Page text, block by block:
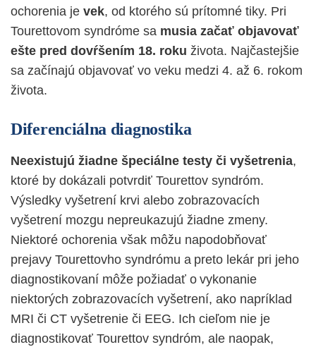
ochorenia je vek, od ktorého sú prítomné tiky. Pri
Tourettovom syndróme sa musia začať objavovať
ešte pred dovŕšením 18. roku života. Najčastejšie
sa začínajú objavovať vo veku medzi 4. až 6. rokom
života.
Diferenciálna diagnostika
Neexistujú žiadne špeciálne testy či vyšetrenia,
ktoré by dokázali potvrdiť Tourettov syndróm.
Výsledky vyšetrení krvi alebo zobrazovacích
vyšetrení mozgu nepreukazujú žiadne zmeny.
Niektoré ochorenia však môžu napodobňovať
prejavy Tourettovho syndrómu a preto lekár pri jeho
diagnostikovaní môže požiadať o vykonanie
niektorých zobrazovacích vyšetrení, ako napríklad
MRI či CT vyšetrenie či EEG. Ich cieľom nie je
diagnostikovať Tourettov syndróm, ale naopak,